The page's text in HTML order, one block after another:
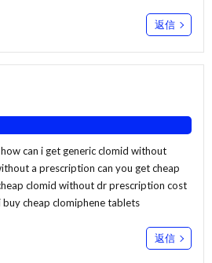
返信
can i get generic clomid without
a prescription can you get cheap
clomid without dr prescription cost
cheap clomiphene tablets
返信